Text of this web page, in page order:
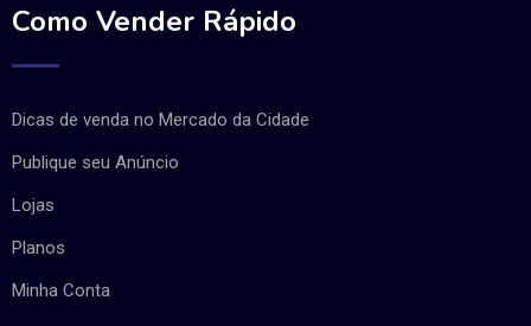
Como Vender Rápido
Dicas de venda no Mercado da Cidade
Publique seu Anúncio
Lojas
Planos
Minha Conta